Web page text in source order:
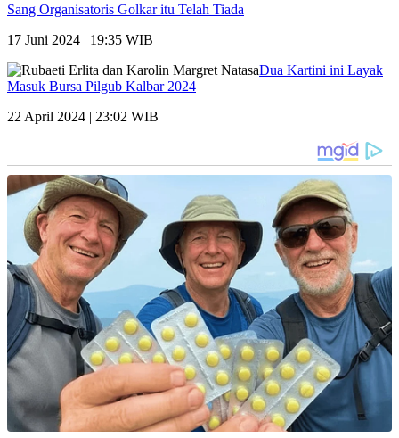
Sang Organisatoris Golkar itu Telah Tiada
17 Juni 2024 | 19:35 WIB
Dua Kartini ini Layak
Masuk Bursa Pilgub Kalbar 2024
22 April 2024 | 23:02 WIB